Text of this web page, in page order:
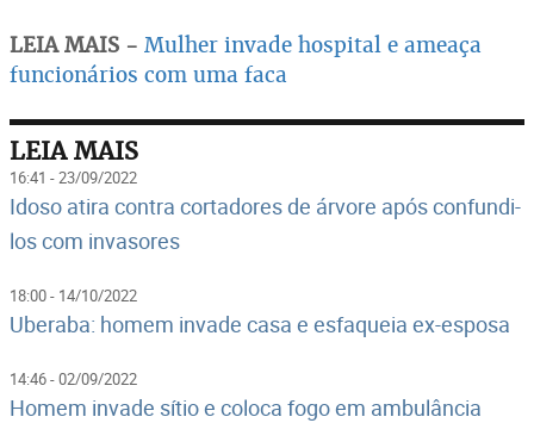
LEIA MAIS - Mulher invade hospital e ameaça
funcionários com uma faca
LEIA MAIS
16:41 - 23/09/2022
Idoso atira contra cortadores de árvore após confundi-
los com invasores
18:00 - 14/10/2022
Uberaba: homem invade casa e esfaqueia ex-esposa
14:46 - 02/09/2022
Homem invade sítio e coloca fogo em ambulância